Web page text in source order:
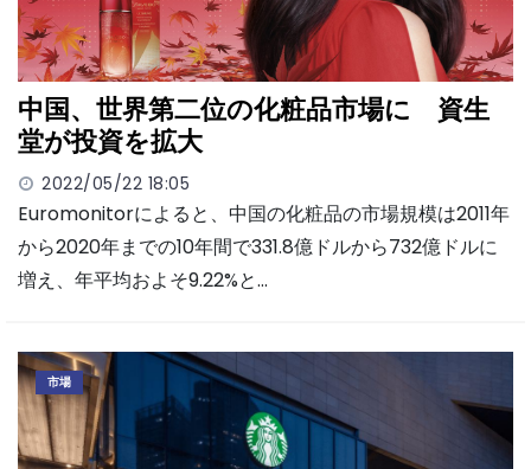
中国、世界第二位の化粧品市場に 資生
堂が投資を拡大
2022/05/22 18:05
Euromonitorによると、中国の化粧品の市場規模は2011年
から2020年までの10年間で331.8億ドルから732億ドルに
増え、年平均およそ9.22%と…
市場